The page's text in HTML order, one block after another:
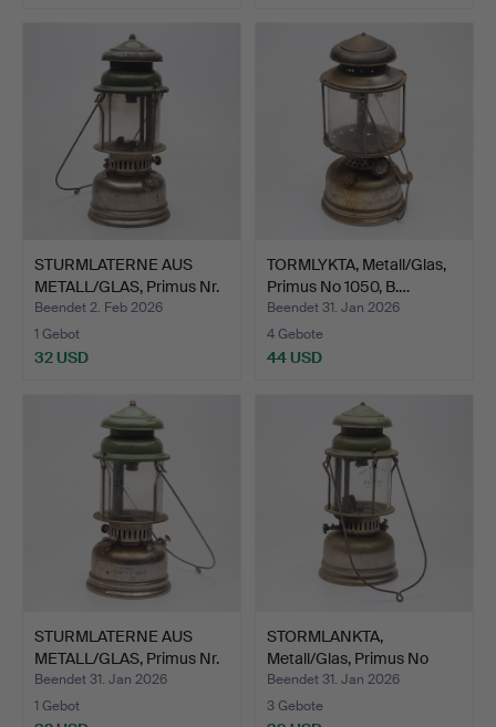
STURMLATERNE AUS
METALL/GLAS, Primus Nr.
1…
Beendet 2. Feb 2026
1 Gebot
32 USD
TORMLYKTA, Metall/Glas,
Primus No 1050, B.…
Beendet 31. Jan 2026
4 Gebote
44 USD
STURMLATERNE AUS
METALL/GLAS, Primus Nr.
1…
Beendet 31. Jan 2026
1 Gebot
STORMLANKTA,
Metall/Glas, Primus No
1020 m…
Beendet 31. Jan 2026
3 Gebote